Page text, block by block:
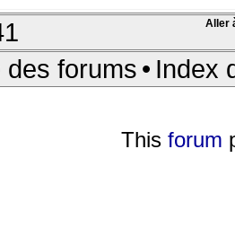
Aller
des forums • Index
This forum